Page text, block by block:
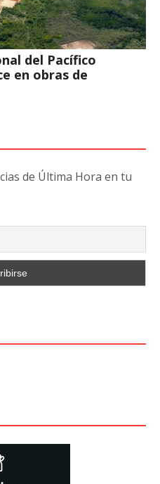
del Pacífico
en obras de
de Última Hora en tu